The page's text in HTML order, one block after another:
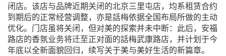
闭店。该店与品牌近期关闭的北京三里屯店，均系租赁合约
到期后的正常经营调整，亦是話梅依据全国布局所做的主动
优化。门店虽将关闭，但对美的探索并未中断：此后，安福
路店的香氛业务将迁至正对面的話梅武康路店，并计划于今
年底以全新面貌回归，续写关于美与美好生活的新篇章。